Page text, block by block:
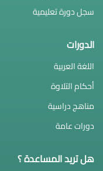
سجل دورة تعليمية
الدورات
اللغة العربية
أحكام التلاوة
مناهج دراسية
دورات عامة
هل تريد المساعدة ؟